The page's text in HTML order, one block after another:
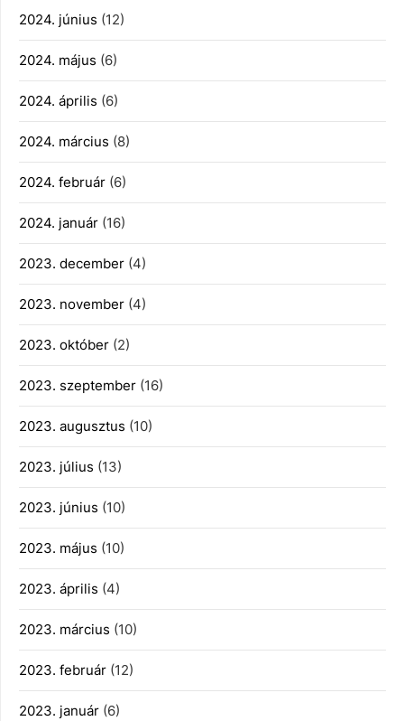
2024. június (12)
2024. május (6)
2024. április (6)
2024. március (8)
2024. február (6)
2024. január (16)
2023. december (4)
2023. november (4)
2023. október (2)
2023. szeptember (16)
2023. augusztus (10)
2023. július (13)
2023. június (10)
2023. május (10)
2023. április (4)
2023. március (10)
2023. február (12)
2023. január (6)